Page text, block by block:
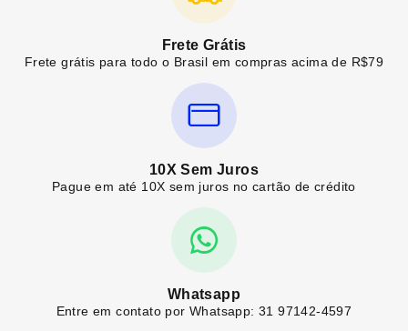
Frete Grátis
Frete grátis para todo o Brasil em compras acima de R$79
10X Sem Juros
Pague em até 10X sem juros no cartão de crédito
Whatsapp
Entre em contato por Whatsapp: 31 97142-4597